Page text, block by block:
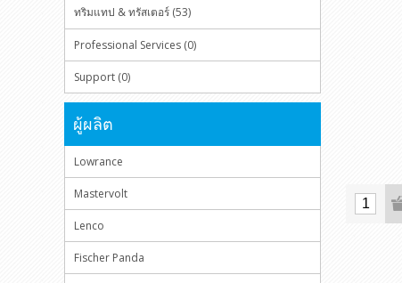
ทริมแทป & ทรัสเตอร์ (53)
Professional Services (0)
Support (0)
ผู้ผลิต
Lowrance
Mastervolt
Lenco
Fischer Panda